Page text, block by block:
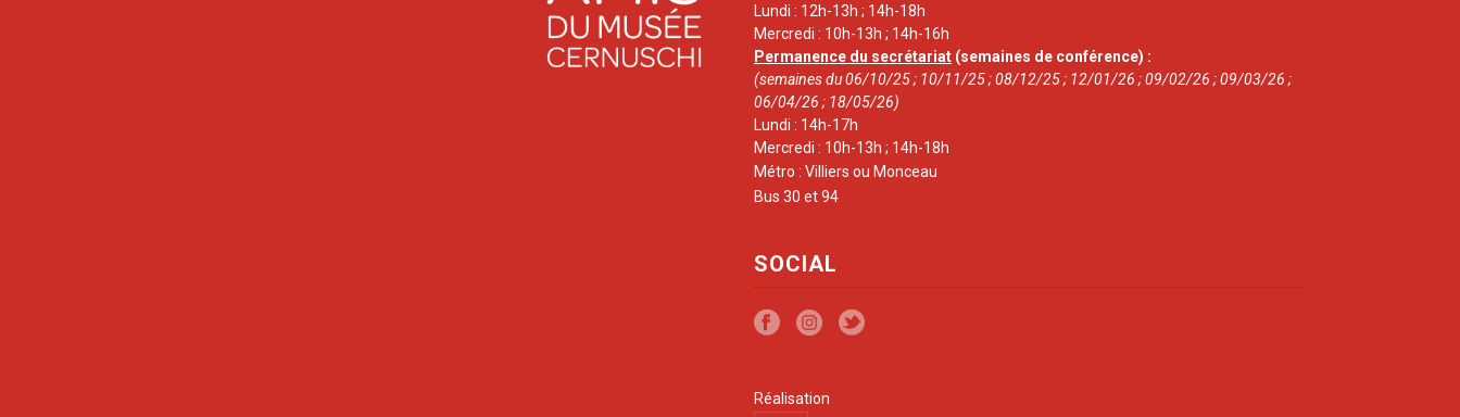
Lundi : 12h-13h ; 14h-18h
Mercredi : 10h-13h ; 14h-16h
Permanence du secrétariat (semaines de conférence) :
(semaines du 06/10/25 ; 10/11/25 ; 08/12/25 ; 12/01/26 ; 09/02/26 ; 09/03/26 ;
06/04/26 ; 18/05/26)
Lundi : 14h-17h
Mercredi : 10h-13h ; 14h-18h
Métro : Villiers ou Monceau
Bus 30 et 94
SOCIAL
Réalisation